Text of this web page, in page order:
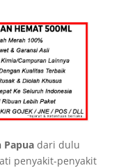
Papuadari dulu
penyakit-penyakit